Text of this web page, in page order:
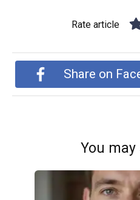
Rate article
Share on
You